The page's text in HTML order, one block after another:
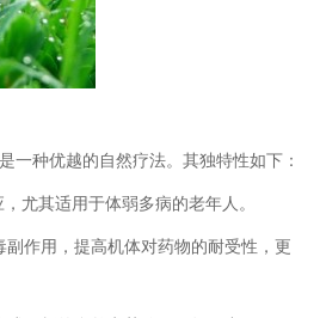
一种优越的自然疗法。其独特性如下：
尤其适用于体弱多病的老年人。
作用，提高机体对药物的耐受性，更